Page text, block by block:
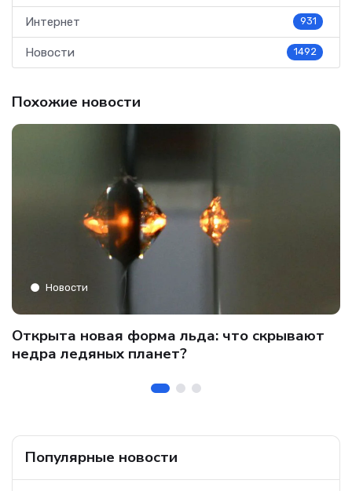
Интернет 931
Новости 1492
Похожие новости
Новости
Открыта новая форма льда: что скрывают
недра ледяных планет?
Популярные новости